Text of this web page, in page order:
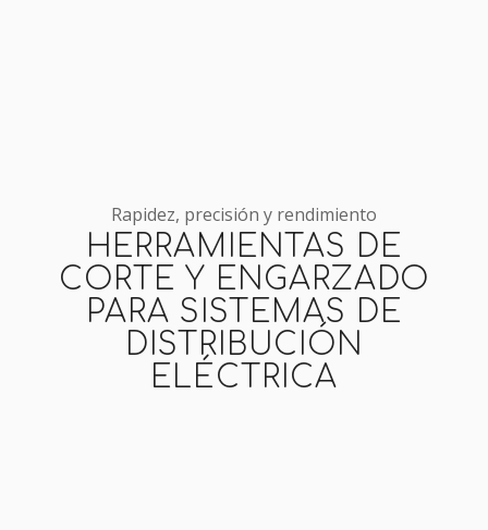
Rapidez, precisión y rendimiento
HERRAMIENTAS DE
CORTE Y ENGARZADO
PARA SISTEMAS DE
DISTRIBUCIÓN
ELÉCTRICA